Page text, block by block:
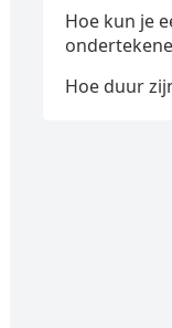
Hoe kun je
Hoe duur